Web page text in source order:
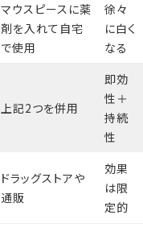
マウスピースに薬
剤を入れて自宅
で使用
徐々
に白く
なる
上記2つを併用
即効
性＋
持続
性
ドラッグストアや
通販
効果
は限
定的